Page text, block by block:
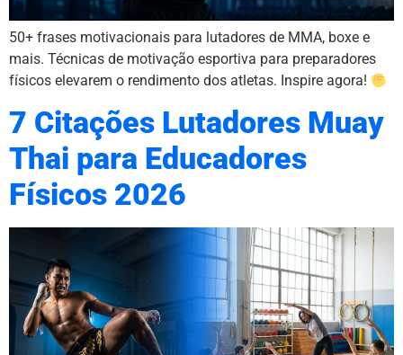
50+ frases motivacionais para lutadores de MMA, boxe e
mais. Técnicas de motivação esportiva para preparadores
físicos elevarem o rendimento dos atletas. Inspire agora!
7 Citações Lutadores Muay
Thai para Educadores
Físicos 2026